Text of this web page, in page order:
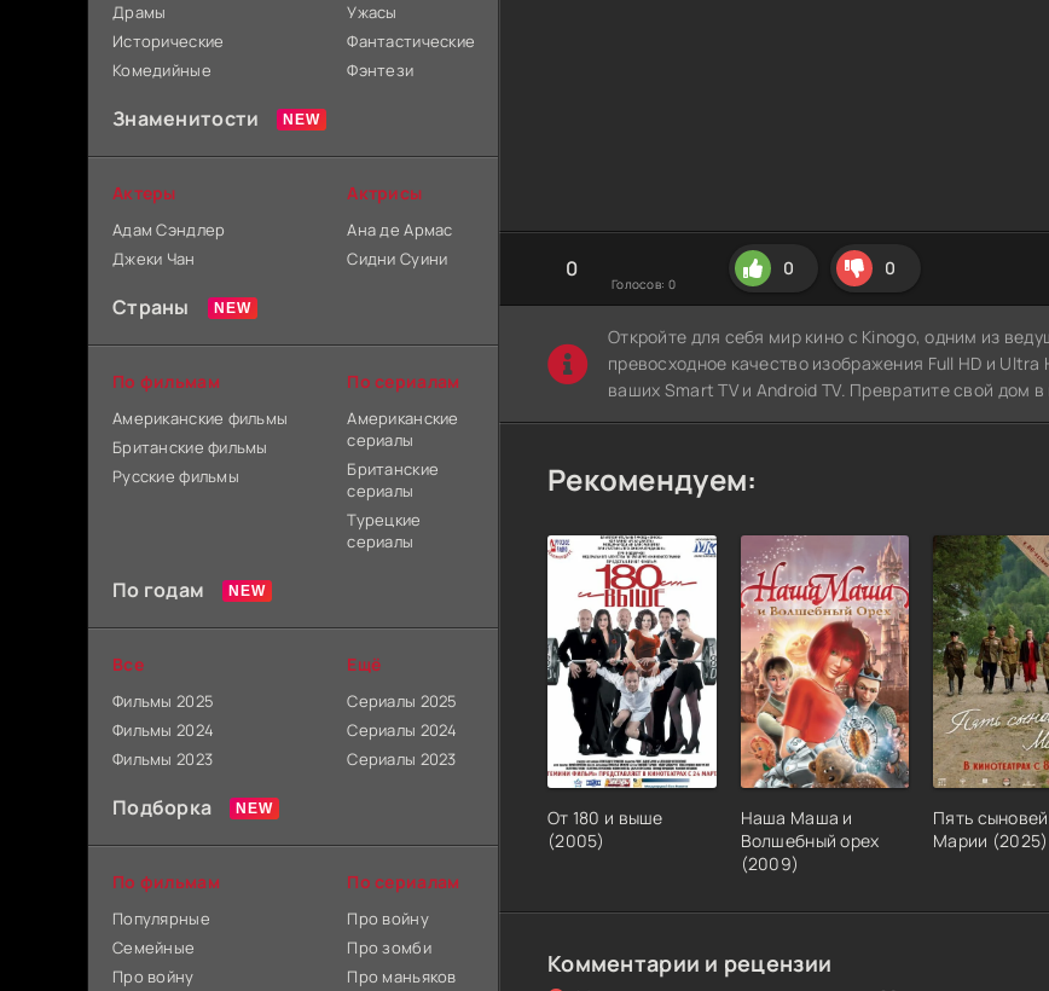
0
Голосов: 0
0 0
Откройте для себя мир кино с Kinogo, одним из
превосходное качество изображения Full HD и
ваших Smart TV и Android TV. Превратите свой дом
Рекомендуем:
От 180 и выше
(2005)
Наша Маша и
Волшебный орех
(2009)
Пять сыновей
Марии (2025)
Комментарии и рецензии
Драмы
Исторические
Комедийные
Ужасы
Фантастические
Фэнтези
Знаменитости
Актеры
Адам Сэндлер
Джеки Чан
Актрисы
Ана де Армас
Сидни Суини
Страны
По фильмам
Американские фильмы
Британские фильмы
Русские фильмы
По сериалам
Американские
сериалы
Британские
сериалы
Турецкие
сериалы
По годам
Все
Фильмы 2025
Фильмы 2024
Фильмы 2023
Ещё
Сериалы 2025
Сериалы 2024
Сериалы 2023
Подборка
По фильмам
Популярные
Семейные
Про войну
По сериалам
Про войну
Про зомби
Про маньяков